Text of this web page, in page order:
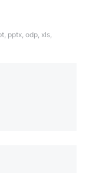
pptx, odp, xls,